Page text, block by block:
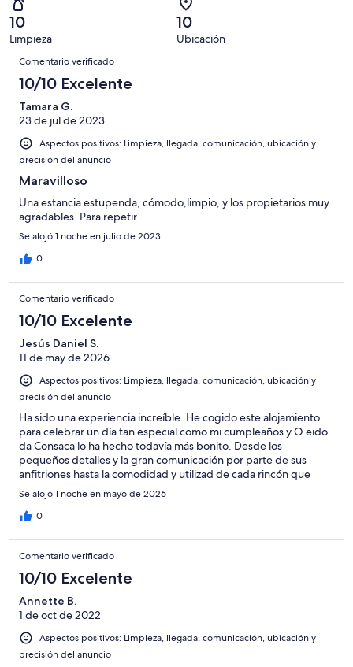
puntuación
de
10
Excelente
con
una
puntuación
Bueno
6
con
una
puntuación
de
Normal
total
de
6
puntuación
de
Mediocre
un
total
de
con
puntuación
de
Horrible
10
Limpieza
10
Ubicación
Comentarios
Comentario verificado
10/10 Excelente
Tamara G.
23 de jul de 2023
Aspectos positivos: Limpieza, llegada, comunicación, ubicación y
precisión del anuncio
Maravilloso
Una estancia estupenda, cómodo,limpio, y los propietarios muy
agradables. Para repetir
Se alojó 1 noche en julio de 2023
0
Comentario verificado
10/10 Excelente
Jesús Daniel S.
11 de may de 2026
Aspectos positivos: Limpieza, llegada, comunicación, ubicación y
precisión del anuncio
Ha sido una experiencia increíble. He cogido este alojamiento
para celebrar un día tan especial como mi cumpleaños y O eido
da Consaca lo ha hecho todavía más bonito. Desde los
pequeños detalles y la gran comunicación por parte de sus
anfitriones hasta la comodidad y utilizad de cada rincón que
consigue hacerte sentir como en casa. Limpieza cuidada
minuciosamente. Espacio pensado para toda la familia, desde
los más peques hasta los más mayores. Si alguien está dudando
sin pensarlo, no se arrepentirá.
Se alojó 1 noche en mayo de 2026
0
Comentario verificado
10/10 Excelente
Annette B.
1 de oct de 2022
Aspectos positivos: Limpieza, llegada, comunicación, ubicación y
precisión del anuncio